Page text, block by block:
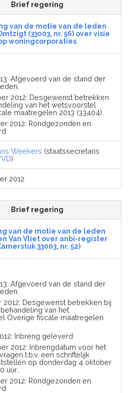
Brief regering
van de motie van de leden
(33003, nr. 56) over visie
woningcorporaties
Afgevoerd van de stand der
2012: Desgewenst betrekken
van het wetsvoorstel
maatregelen 2013 (33404).
2012: Rondgezonden en
Weekers (staatssecretaris
)
2012
Brief regering
van de motie van de leden
Van Vliet over anbi-register
33003, nr. 52)
Afgevoerd van de stand der
2012: Desgewenst betrekken bij
van het
Overige fiscale maatregelen
Inbreng geleverd
2012: Inbrengdatum voor het
t.b.v. een schriftelijk
op donderdag 4 oktober
uur.
2012: Rondgezonden en